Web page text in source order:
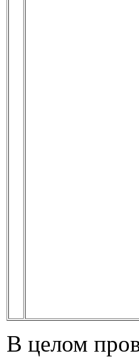
В целом